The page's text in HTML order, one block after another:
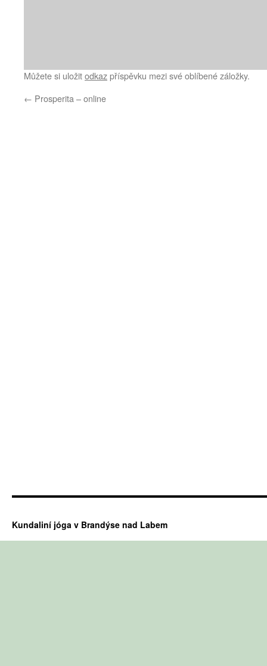
Můžete si uložitodkazpříspěvku mezi své oblíbené záložky.
← Prosperita – online
Kundaliní jóga v Brandýse nad Labem